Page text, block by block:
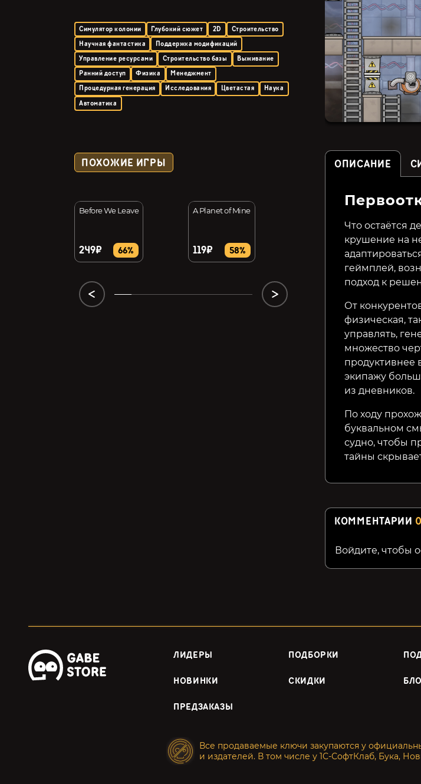
Симулятор колонии Глубокий сюжет 2D
Строительство
Научная фантастика
Поддержка модификаций
Управление ресурсами
Строительство базы
Выживание
Ранний доступ
Физика
Менеджмент
Процедурная генерация
Исследования Цветастая
Наука
Автоматика
ПОХОЖИЕ ИГРЫ
Before We Leave
249₽ 66%
A Planet of Mine
119₽ 58% 39%
ОПИСАНИЕ
Что остаётся
крушение на
геймплей,
подход к
От
физическая,
управлять,
множество
продуктивнее
экипажу
из дневников.
По ходу
буквальном
судно, чтобы
тайны
КОММЕНТАРИИ 0
Войдите, чтобы
ЛИДЕРЫ ПОДБОРКИ
НОВИНКИ СКИДКИ
ПРЕДЗАКАЗЫ
Все продаваемые ключи закупаются у
и издателей. В том числе у 1С-СофтКлаб, Бука,